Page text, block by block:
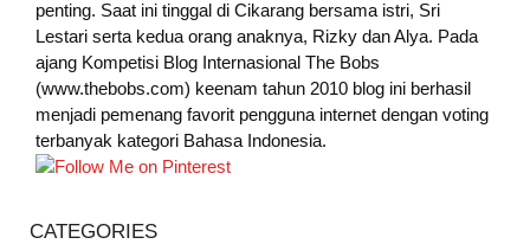
penting. Saat ini tinggal di Cikarang bersama istri, Sri
Lestari serta kedua orang anaknya, Rizky dan Alya. Pada
ajang Kompetisi Blog Internasional The Bobs
(www.thebobs.com) keenam tahun 2010 blog ini berhasil
menjadi pemenang favorit pengguna internet dengan voting
terbanyak kategori Bahasa Indonesia.
CATEGORIES